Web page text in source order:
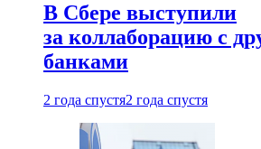
В Сбере выступили
за коллаборацию с
банками
2 года спустя2 года спустя